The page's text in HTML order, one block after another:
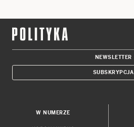
NEWSLETTER
SUBSKRYPCJA
W NUMERZE